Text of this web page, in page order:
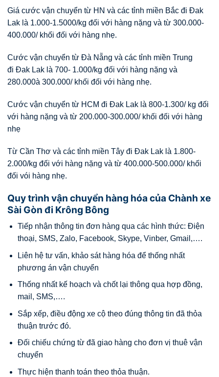
Giá cước vận chuyển từ HN và các tỉnh miền Bắc đi Đak
Lak là 1.000-1.5000/kg đối với hàng nặng và từ 300.000-
400.000/ khối đối với hàng nhẹ.
Cước vận chuyển từ Đà Nẵng và các tỉnh miền Trung
đi Đak Lak là 700- 1.000/kg đối với hàng nặng và
280.000à 300.000/ khối đối với hàng nhẹ.
Cước vận chuyển từ HCM đi Đak Lak là 800-1.300/ kg đối
với hàng nặng và từ 200.000-300.000/ khối đối với hàng
nhẹ
Từ Cần Thơ và các tỉnh miền Tây đi Đak Lak là 1.800-
2.000/kg đối với hàng nặng và từ 400.000-500.000/ khối
đối vói hàng nhẹ.
Quy trình vận chuyển hàng hóa của Chành xe
Sài Gòn đi Krông Bông
Tiếp nhận thông tin đơn hàng qua các hình thức: Điện
thoại, SMS, Zalo, Facebook, Skype, Vinber, Gmail,….
Liên hệ tư vấn, khảo sát hàng hóa để thống nhất
phương án vận chuyển
Thống nhất kế hoạch và chốt lại thông qua hợp đồng,
mail, SMS,….
Sắp xếp, điều động xe cộ theo đúng thông tin đã thỏa
thuận trước đó.
Đối chiếu chứng từ đã giao hàng cho đơn vị thuê vận
chuyển
Thực hiện thanh toán theo thỏa thuận.